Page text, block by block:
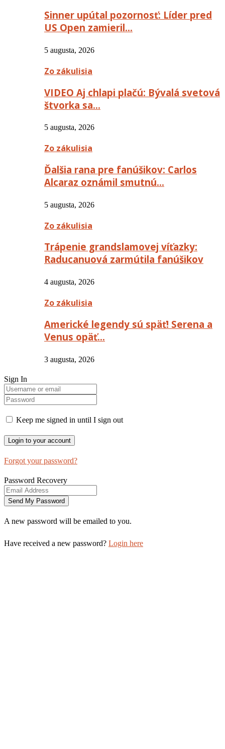
Sinner upútal pozornosť: Líder pred
US Open zamieril…
5 augusta, 2026
Zo zákulisia
VIDEO Aj chlapi plačú: Bývalá svetová
štvorka sa…
5 augusta, 2026
Zo zákulisia
Ďalšia rana pre fanúšikov: Carlos
Alcaraz oznámil smutnú…
5 augusta, 2026
Zo zákulisia
Trápenie grandslamovej víťazky:
Raducanuová zarmútila fanúšikov
4 augusta, 2026
Zo zákulisia
Americké legendy sú späť! Serena a
Venus opäť…
3 augusta, 2026
Sign In
Keep me signed in until I sign out
Forgot your password?
Password Recovery
A new password will be emailed to you.
Have received a new password? Login here